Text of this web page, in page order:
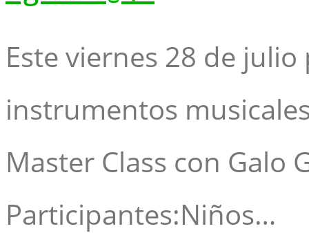
Este viernes 28 de
instrumentos
Master Class con Galo
Participantes:Niños…